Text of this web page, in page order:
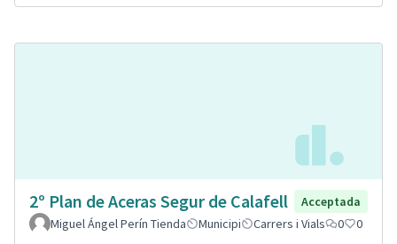
2º Plan de Aceras Segur de Calafell
Acceptada
Miguel Ángel Perín Tienda
Municipi Carrers i Vials 0 0